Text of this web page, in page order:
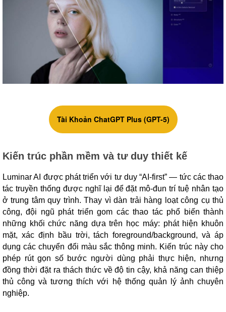
Tài Khoản ChatGPT Plus (GPT-5)
Kiến trúc phần mềm và tư duy thiết kế
Luminar AI được phát triển với tư duy “AI-first” — tức các thao
tác truyền thống được nghĩ lại để đặt mô-đun trí tuệ nhân tạo
ở trung tâm quy trình. Thay vì dàn trải hàng loạt công cụ thủ
công, đội ngũ phát triển gom các thao tác phổ biến thành
những khối chức năng dựa trên học máy: phát hiện khuôn
mặt, xác định bầu trời, tách foreground/background, và áp
dụng các chuyển đổi màu sắc thông minh. Kiến trúc này cho
phép rút gọn số bước người dùng phải thực hiện, nhưng
đồng thời đặt ra thách thức về độ tin cậy, khả năng can thiệp
thủ công và tương thích với hệ thống quản lý ảnh chuyên
nghiệp.